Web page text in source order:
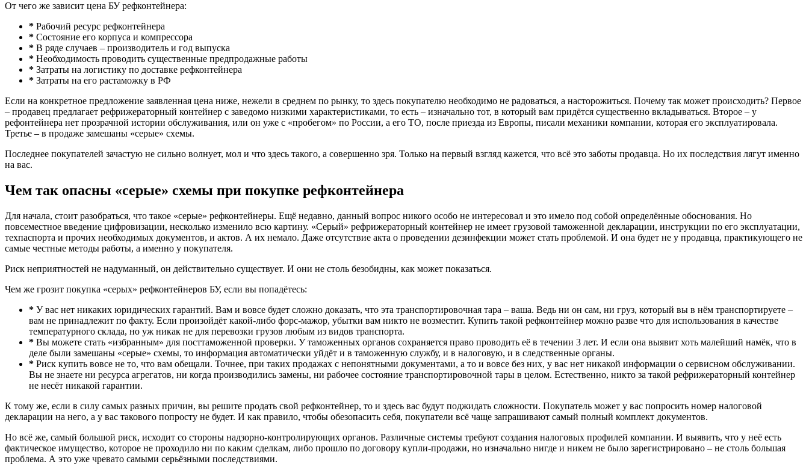
От чего же зависит цена БУ рефконтейнера:
* Рабочий ресурс рефконтейнера
* Состояние его корпуса и компрессора
* В ряде случаев – производитель и год выпуска
* Необходимость проводить существенные предпродажные работы
* Затраты на логистику по доставке рефконтейнера
* Затраты на его растаможку в РФ
Если на конкретное предложение заявленная цена ниже, нежели в среднем по рынку, то здесь покупателю необходимо не радоваться, а насторожиться. Почему так может происходить? Первое
– продавец предлагает рефрижераторный контейнер с заведомо низкими характеристиками, то есть – изначально тот, в который вам придётся существенно вкладываться. Второе – у
рефонтейнера нет прозрачной истории обслуживания, или он уже с «пробегом» по России, а его ТО, после приезда из Европы, писали механики компании, которая его эксплуатировала.
Третье – в продаже замешаны «серые» схемы.
Последнее покупателей зачастую не сильно волнует, мол и что здесь такого, а совершенно зря. Только на первый взгляд кажется, что всё это заботы продавца. Но их последствия лягут именно
на вас.
Чем так опасны «серые» схемы при покупке рефконтейнера
Для начала, стоит разобраться, что такое «серые» рефконтейнеры. Ещё недавно, данный вопрос никого особо не интересовал и это имело под собой определённые обоснования. Но
повсеместное введение цифровизации, несколько изменило всю картину. «Серый» рефрижераторный контейнер не имеет грузовой таможенной декларации, инструкции по его эксплуатации,
техпаспорта и прочих необходимых документов, и актов. А их немало. Даже отсутствие акта о проведении дезинфекции может стать проблемой. И она будет не у продавца, практикующего не
самые честные методы работы, а именно у покупателя.
Риск неприятностей не надуманный, он действительно существует. И они не столь безобидны, как может показаться.
Чем же грозит покупка «серых» рефконтейнеров БУ, если вы попадётесь:
* У вас нет никаких юридических гарантий. Вам и вовсе будет сложно доказать, что эта транспортировочная тара – ваша. Ведь ни он сам, ни груз, который вы в нём транспортируете –
вам не принадлежит по факту. Если произойдёт какой-либо форс-мажор, убытки вам никто не возместит. Купить такой рефконтейнер можно разве что для использования в качестве
температурного склада, но уж никак не для перевозки грузов любым из видов транспорта.
* Вы можете стать «избранным» для посттаможенной проверки. У таможенных органов сохраняется право проводить её в течении 3 лет. И если она выявит хоть малейший намёк, что в
деле были замешаны «серые» схемы, то информация автоматически уйдёт и в таможенную службу, и в налоговую, и в следственные органы.
* Риск купить вовсе не то, что вам обещали. Точнее, при таких продажах с непонятными документами, а то и вовсе без них, у вас нет никакой информации о сервисном обслуживании.
Вы не знаете ни ресурса агрегатов, ни когда производились замены, ни рабочее состояние транспортировочной тары в целом. Естественно, никто за такой рефрижераторный контейнер
не несёт никакой гарантии.
К тому же, если в силу самых разных причин, вы решите продать свой рефконтейнер, то и здесь вас будут поджидать сложности. Покупатель может у вас попросить номер налоговой
декларации на него, а у вас такового попросту не будет. И как правило, чтобы обезопасить себя, покупатели всё чаще запрашивают самый полный комплект документов.
Но всё же, самый большой риск, исходит со стороны надзорно-контролирующих органов. Различные системы требуют создания налоговых профилей компании. И выявить, что у неё есть
фактическое имущество, которое не проходило ни по каким сделкам, либо прошло по договору купли-продажи, но изначально нигде и никем не было зарегистрировано – не столь большая
проблема. А это уже чревато самыми серьёзными последствиями.